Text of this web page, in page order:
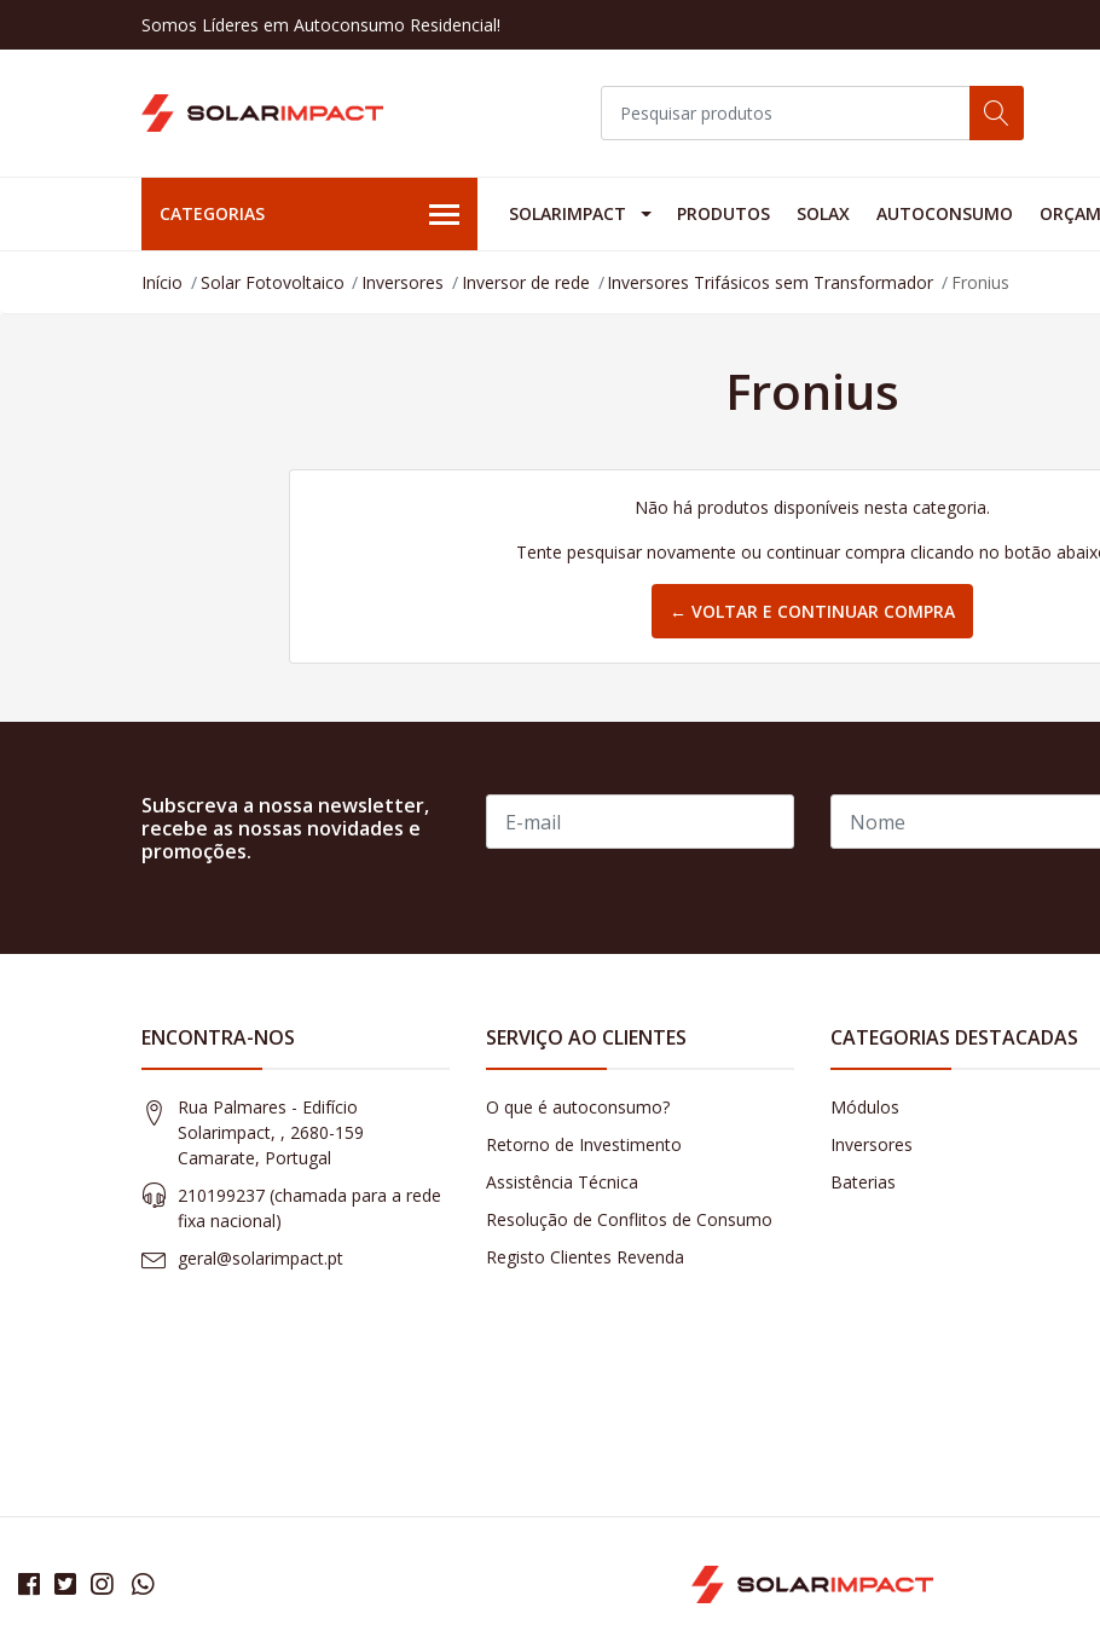
Somos Líderes em Autoconsumo Residencial!
CATEGORIAS SOLARIMPACT PRODUTOS SOLAX AUTOCONSUMO
Início Solar Fotovoltaico Inversores Inversor de rede Inversores Trifásicos sem Transformador Fronius
Fronius
Não há produtos disponíveis nesta categoria.
Tente pesquisar novamente ou continuar compra clicando no botão
← VOLTAR E CONTINUAR COMPRA
Subscreva a nossa newsletter,
recebe as nossas novidades e
promoções.
ENCONTRA-NOS
Rua Palmares - Edifício
Solarimpact, , 2680-159
Camarate, Portugal
210199237 (​chamada para a rede
fixa nacional)
geral@solarimpact.pt
SERVIÇO AO CLIENTES
O que é autoconsumo?
Retorno de Investimento
Assistência Técnica
Resolução de Conflitos de Consumo
Registo Clientes Revenda
CATEGORIAS DESTACADAS
Módulos
Inversores
Baterias